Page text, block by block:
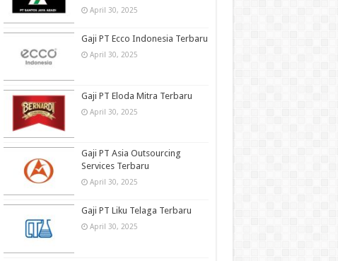
April 30, 2025
Gaji PT Ecco Indonesia Terbaru
April 30, 2025
Gaji PT Eloda Mitra Terbaru
April 30, 2025
Gaji PT Asia Outsourcing
Services Terbaru
April 30, 2025
Gaji PT Liku Telaga Terbaru
April 30, 2025